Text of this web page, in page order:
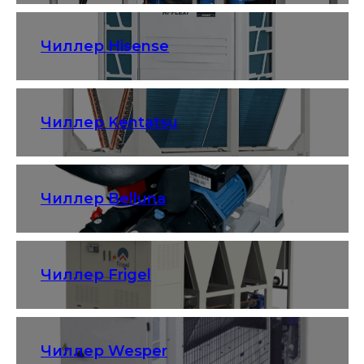
Чиллер Hisense
Чиллер Kentatsu
Чиллер Belluna
Чиллер Frigel
Чиллер Wesper